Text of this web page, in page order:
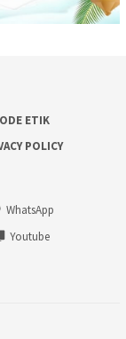
ETIK
POLICY
WhatsApp
Youtube